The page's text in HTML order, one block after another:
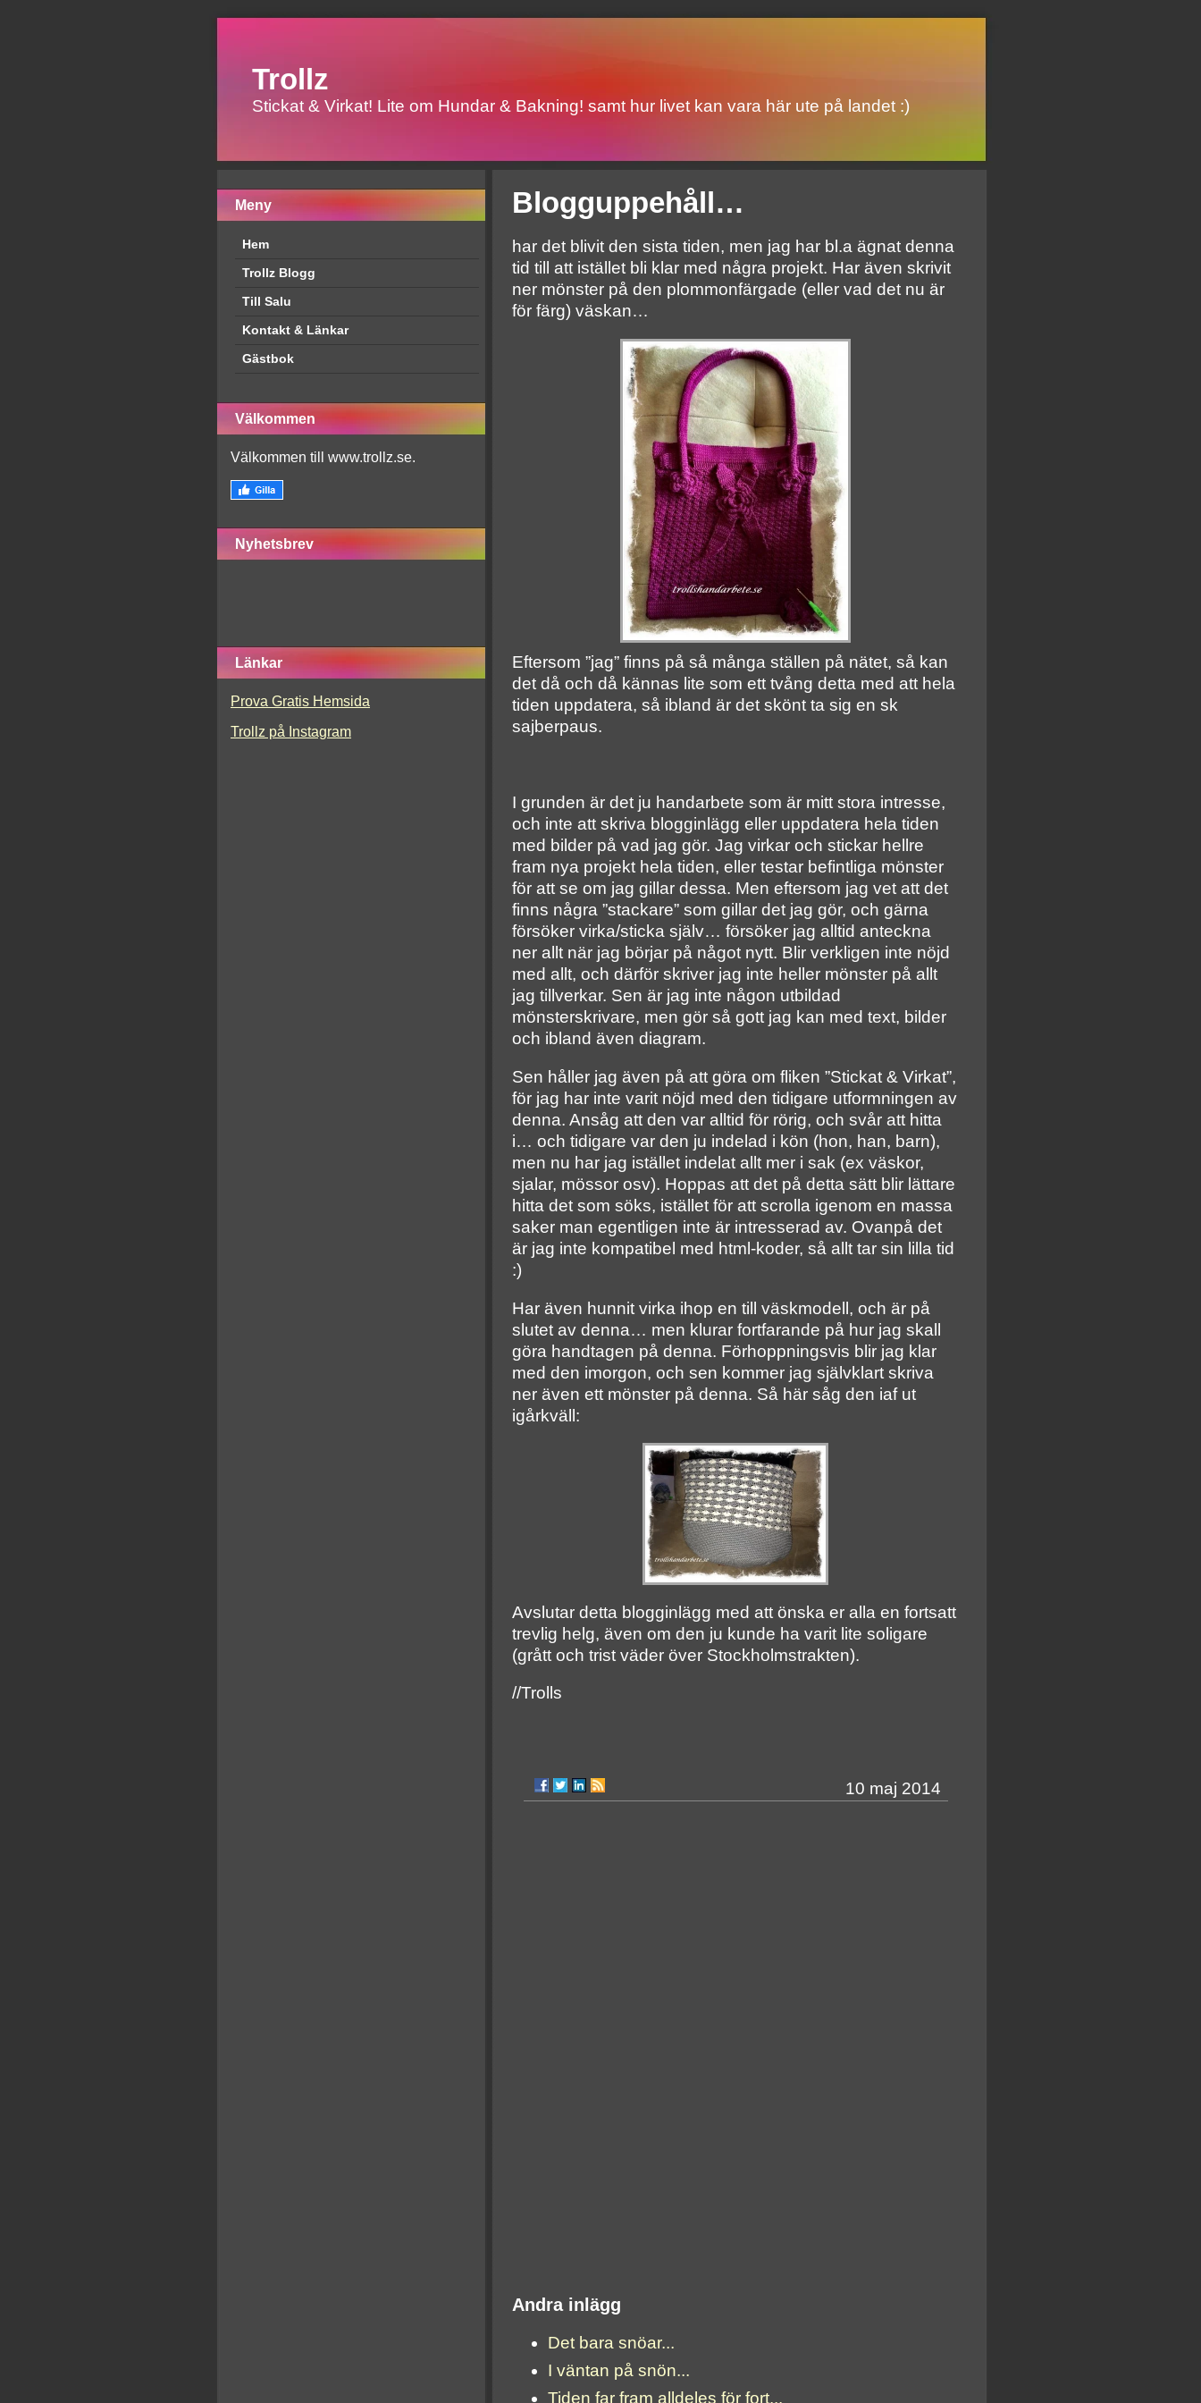
Trollz
Stickat & Virkat! Lite om Hundar & Bakning! samt hur livet kan vara här ute på landet :)
Meny
Hem
Trollz Blogg
Till Salu
Kontakt & Länkar
Gästbok
Välkommen
Välkommen till www.trollz.se.
Nyhetsbrev
Länkar
Prova Gratis Hemsida
Trollz på Instagram
Blogguppehåll…
har det blivit den sista tiden, men jag har bl.a ägnat denna
tid till att istället bli klar med några projekt. Har även skrivit
ner mönster på den plommonfärgade (eller vad det nu är
för färg) väskan…
Eftersom ”jag” finns på så många ställen på nätet, så kan
det då och då kännas lite som ett tvång detta med att hela
tiden uppdatera, så ibland är det skönt ta sig en sk
sajberpaus.
I grunden är det ju handarbete som är mitt stora intresse,
och inte att skriva blogginlägg eller uppdatera hela tiden
med bilder på vad jag gör. Jag virkar och stickar hellre
fram nya projekt hela tiden, eller testar befintliga mönster
för att se om jag gillar dessa. Men eftersom jag vet att det
finns några ”stackare” som gillar det jag gör, och gärna
försöker virka/sticka själv… försöker jag alltid anteckna
ner allt när jag börjar på något nytt. Blir verkligen inte nöjd
med allt, och därför skriver jag inte heller mönster på allt
jag tillverkar. Sen är jag inte någon utbildad
mönsterskrivare, men gör så gott jag kan med text, bilder
och ibland även diagram.
Sen håller jag även på att göra om fliken ”Stickat & Virkat”,
för jag har inte varit nöjd med den tidigare utformningen av
denna. Ansåg att den var alltid för rörig, och svår att hitta
i… och tidigare var den ju indelad i kön (hon, han, barn),
men nu har jag istället indelat allt mer i sak (ex väskor,
sjalar, mössor osv). Hoppas att det på detta sätt blir lättare
hitta det som söks, istället för att scrolla igenom en massa
saker man egentligen inte är intresserad av. Ovanpå det
är jag inte kompatibel med html-koder, så allt tar sin lilla tid
:)
Har även hunnit virka ihop en till väskmodell, och är på
slutet av denna… men klurar fortfarande på hur jag skall
göra handtagen på denna. Förhoppningsvis blir jag klar
med den imorgon, och sen kommer jag självklart skriva
ner även ett mönster på denna. Så här såg den iaf ut
igårkväll:
Avslutar detta blogginlägg med att önska er alla en fortsatt
trevlig helg, även om den ju kunde ha varit lite soligare
(grått och trist väder över Stockholmstrakten).
//Trolls
10 maj 2014
Andra inlägg
Det bara snöar...
I väntan på snön...
Tiden far fram alldeles för fort...